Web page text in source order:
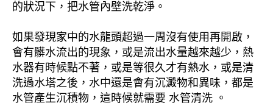
的狀況下，把水管內壁洗乾淨。
如果發現家中的水龍頭超過一周沒有使用再開啟，
會有髒水流出的現象，或是流出水量越來越少，熱
水器有時候點不著，或是等很久才有熱水，或是清
洗過水塔之後，水中還是會有沉澱物和異味，都是
水管產生沉積物，這時候就需要 水管清洗 。